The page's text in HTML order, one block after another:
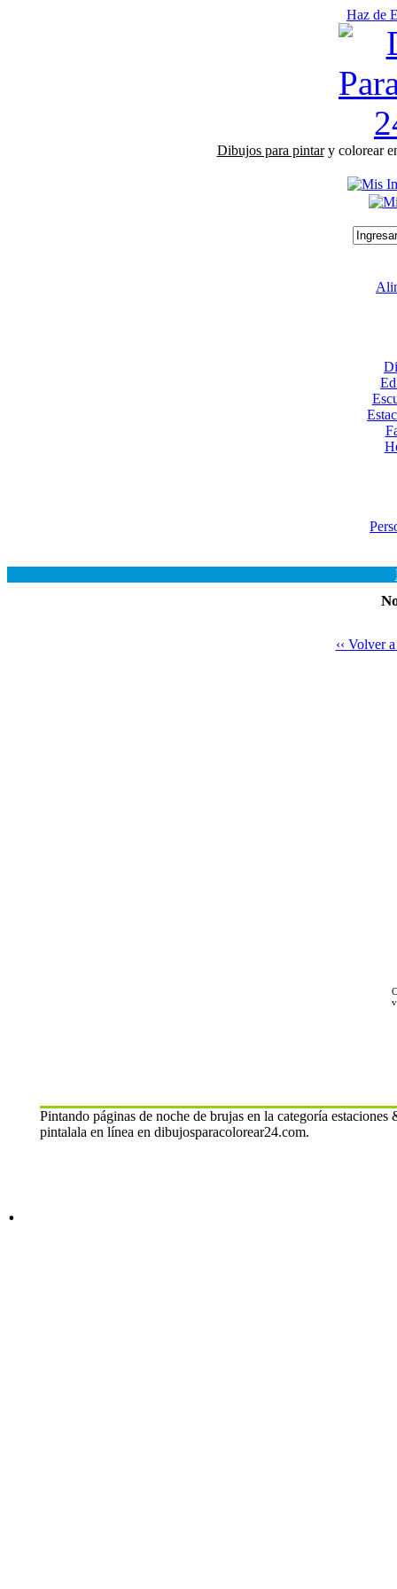
Haz de
Dibujos para pintary colorear
‹‹ Volver
Pintando páginas de noche de brujas en la categoría
pintalala en línea en dibujosparacolorear24.com.
.